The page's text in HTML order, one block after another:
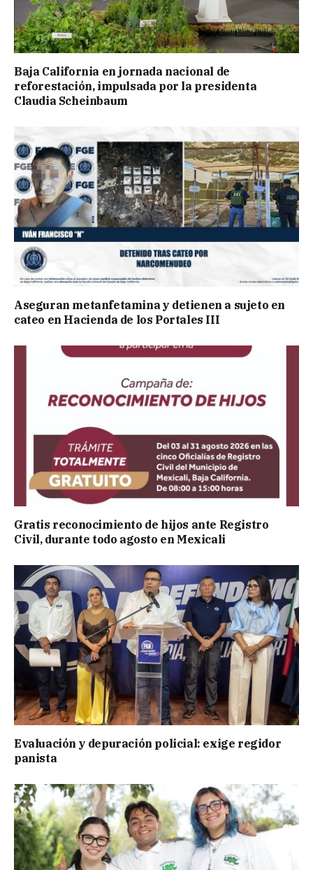
Baja California en jornada nacional de
reforestación, impulsada por la presidenta
Claudia Scheinbaum
Aseguran metanfetamina y detienen a sujeto en
cateo en Hacienda de los Portales III
Gratis reconocimiento de hijos ante Registro
Civil, durante todo agosto en Mexicali
Evaluación y depuración policial: exige regidor
panista